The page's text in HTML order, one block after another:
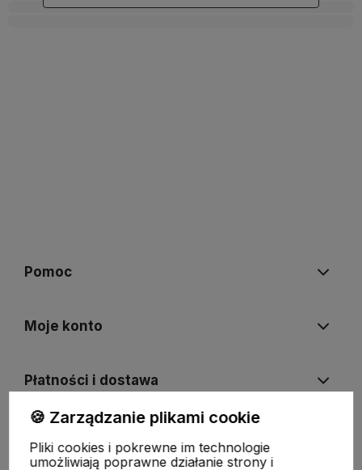
Pomoc
Moje konto
Płatności i dostawa
🍪 Zarządzanie plikami cookie
Pliki cookies i pokrewne im technologie
umożliwiają poprawne działanie strony i